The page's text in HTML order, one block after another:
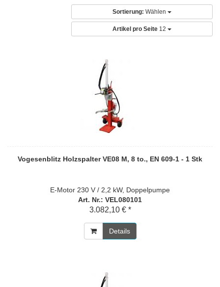
Sortierung: Wählen
Artikel pro Seite 12
Vogesenblitz Holzspalter VE08 M, 8 to., EN 609-1 - 1 Stk
E-Motor 230 V / 2,2 kW, Doppelpumpe
Art. Nr.: VEL080101
3.082,10 € *
Details